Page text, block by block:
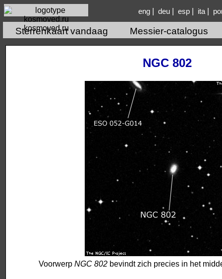
kosmoved.ru
eng| deu| esp| ita|
Sterrenkaart vandaag Messier-catalogus
NGC 802
Voorwerp NGC 802bevindt zich precies in het